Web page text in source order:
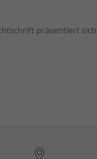
präsentiert